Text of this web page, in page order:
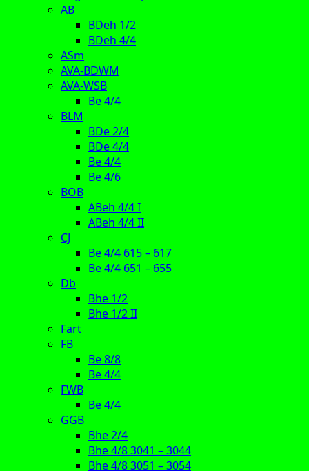
AB
BDeh 1/2
BDeh 4/4
ASm
AVA-BDWM
AVA-WSB
Be 4/4
BLM
BDe 2/4
BDe 4/4
Be 4/4
Be 4/6
BOB
ABeh 4/4 I
ABeh 4/4 II
CJ
Be 4/4 615 – 617
Be 4/4 651 – 655
Db
Bhe 1/2
Bhe 1/2 II
Fart
FB
Be 8/8
Be 4/4
FWB
Be 4/4
GGB
Bhe 2/4
Bhe 4/8 3041 – 3044
Bhe 4/8 3051 – 3054